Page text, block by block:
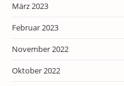
März 2023
Februar 2023
November 2022
Oktober 2022